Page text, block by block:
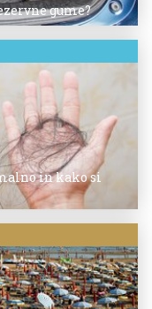
gume?
in kako si